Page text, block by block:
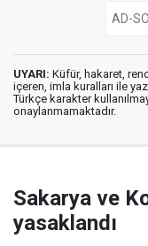
UYARI: Küfür, hakaret,
içeren, imla kuralları ile
Türkçe karakter
onaylanmamaktadır.
Sakarya ve
yasaklandı